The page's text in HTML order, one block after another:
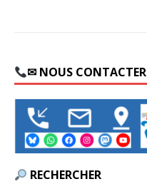
✉ NOUS CONTACTER
RECHERCHER